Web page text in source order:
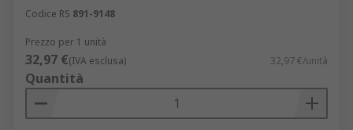
Codice RS 891-9148
Prezzo per 1 unità
32,97 €(IVA esclusa) 32,97 €/unità
Quantità